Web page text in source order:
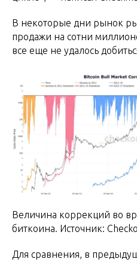
В некоторые дни рынок
продажи на сотни
все еще не удалось
Величина коррекций во
биткоина. Источник:
Для сравнения, в